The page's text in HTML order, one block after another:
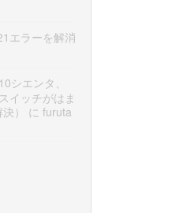
エラーを解消
シエンタ、
イッチがはま
）
に furuta